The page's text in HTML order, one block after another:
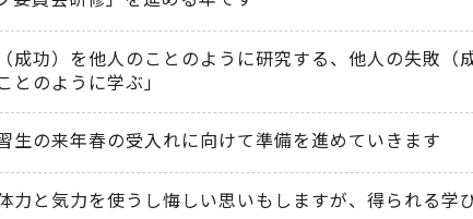
成功）を他人のことのように研究する、他人の失敗（
とのように学ぶ」
生の来年春の受入れに向けて準備を進めていきます
と気力を使うし悔しい思いもしますが、得られる学